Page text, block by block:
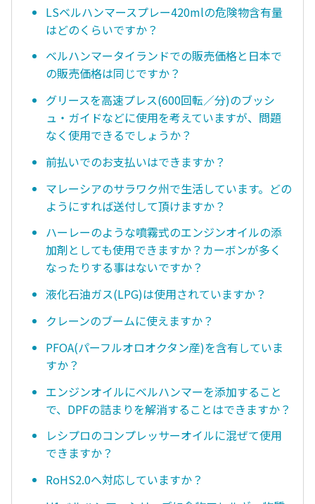
LSベルハンマースプレー420mlの危険物含有量
はどのくらいですか？
ベルハンマータイランドでの販売価格と日本で
の販売価格は同じですか？
グリースを高速プレス(600回転／分)のブッシ
ュ・ガイドなどに使用を考えていますが、問題
なく使用できるでしょうか？
前払いでのお支払いはできますか？
マレーシアのサラワク州で生活しています。どの
ようにすれば送付して頂けますか？
ハーレーのような噴霧式のエンジンオイルの添
加剤としても使用できますか？カーボンが多く
なったりする事はないですか？
液化石油ガス(LPG)は使用されていますか？
クレーンのブームに使えますか？
PFOA(パーフルオロオクタン産)を含有していま
すか？
エンジンオイルにベルハンマーを添加すること
で、DPFの詰まりを解消することはできますか？
レシプロのコンプレッサーオイルに混ぜて使用
できますか？
RoHS2.0へ対応していますか？